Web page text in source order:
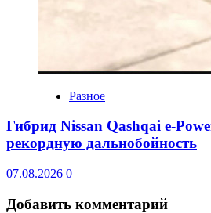
Разное
Гибрид Nissan Qashqai e-
рекордную дальнобойность
07.08.2026 0
Добавить комментарий